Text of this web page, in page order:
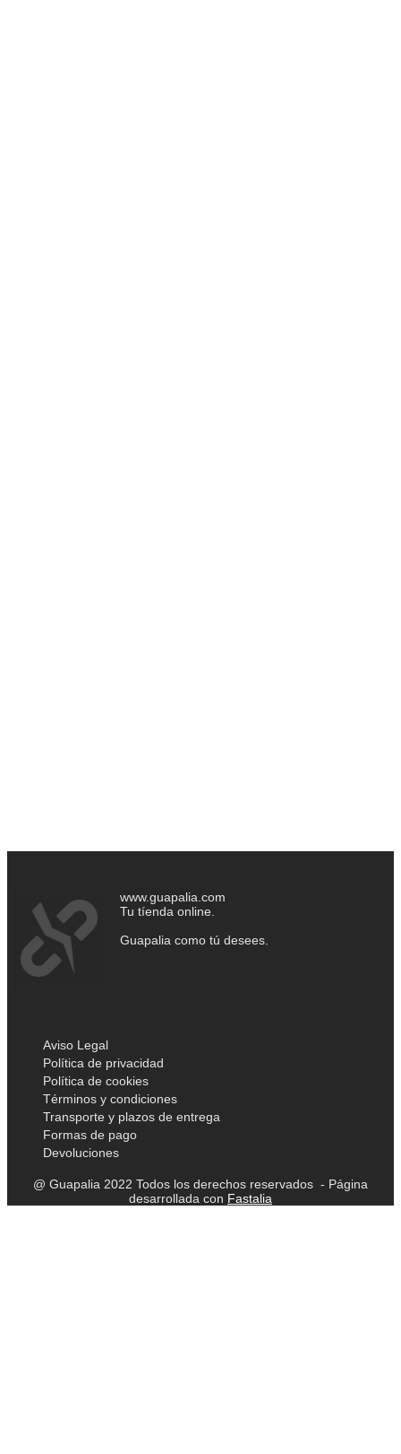
www.guapalia.com
Tu tíenda online.
Guapalia como tú desees.
Aviso Legal
Política de privacidad
Política de cookies
Términos y condiciones
Transporte y plazos de entrega
Formas de pago
Devoluciones
@ Guapalia 2022 Todos los derechos reservados - Página
desarrollada con Fastalia